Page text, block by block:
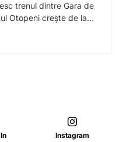
trenul dintre Gara de
Otopeni crește de la…
Instagram